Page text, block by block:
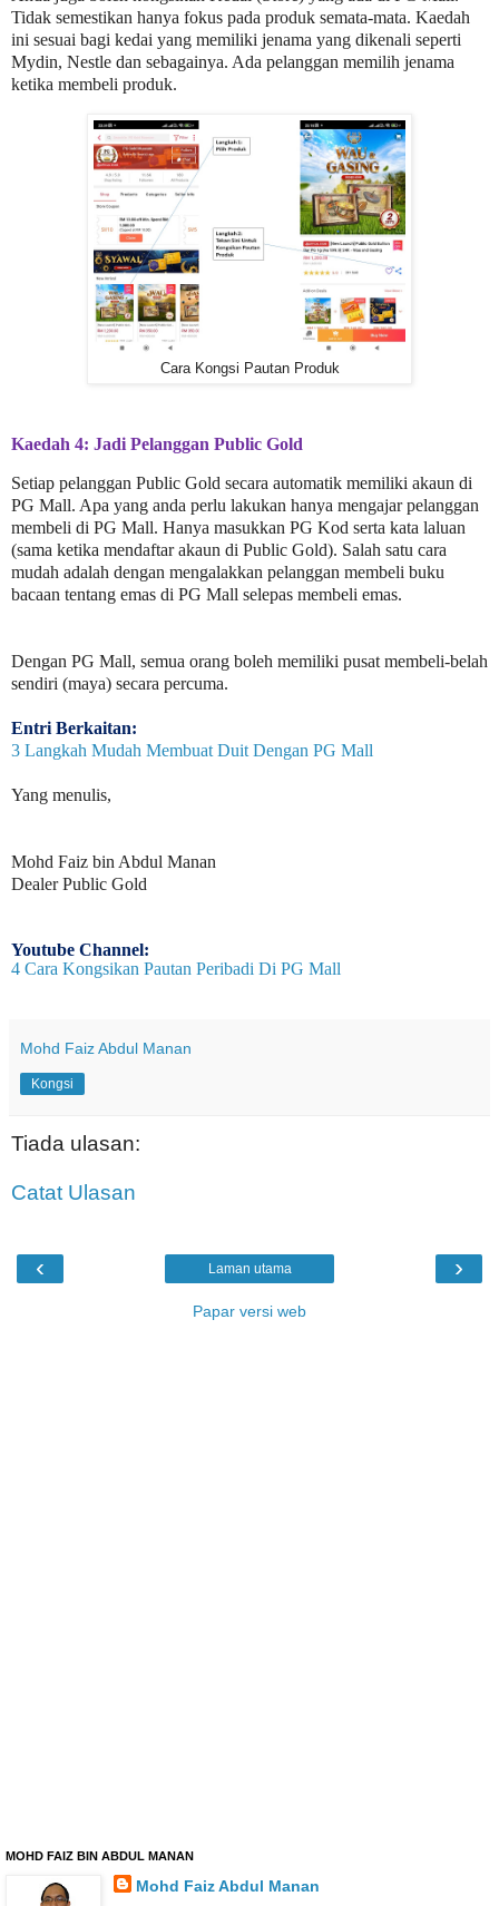
Tidak semestikan hanya fokus pada produk semata-mata. Kaedah
ini sesuai bagi kedai yang memiliki jenama yang dikenali seperti
Mydin, Nestle dan sebagainya. Ada pelanggan memilih jenama
ketika membeli produk.
Cara Kongsi Pautan Produk
Kaedah 4: Jadi Pelanggan Public Gold
Setiap pelanggan Public Gold secara automatik memiliki akaun di
PG Mall. Apa yang anda perlu lakukan hanya mengajar pelanggan
membeli di PG Mall. Hanya masukkan PG Kod serta kata laluan
(sama ketika mendaftar akaun di Public Gold). Salah satu cara
mudah adalah dengan mengalakkan pelanggan membeli buku
bacaan tentang emas di PG Mall selepas membeli emas.
Dengan PG Mall, semua orang boleh memiliki pusat membeli-belah
sendiri (maya) secara percuma.
Entri Berkaitan:
3 Langkah Mudah Membuat Duit Dengan PG Mall
Yang menulis,
Mohd Faiz bin Abdul Manan
Dealer Public Gold
Youtube Channel:
4 Cara Kongsikan Pautan Peribadi Di PG Mall
Mohd Faiz Abdul Manan
Kongsi
Tiada ulasan:
Catat Ulasan
‹ ›
Laman utama
Papar versi web
MOHD FAIZ BIN ABDUL MANAN
Mohd Faiz Abdul Manan